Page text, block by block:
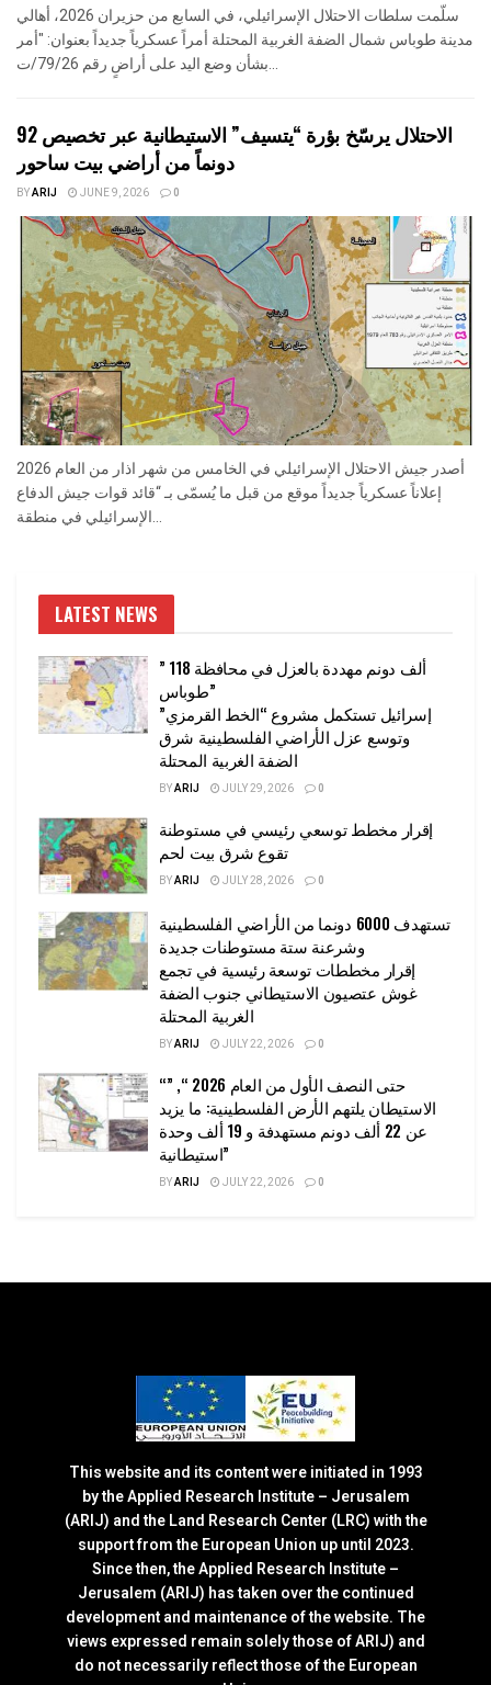
سلّمت سلطات الاحتلال الإسرائيلي، في السابع من حزيران 2026، أهالي
مدينة طوباس شمال الضفة الغربية المحتلة أمراً عسكرياً جديداً بعنوان: "أمر
الاحتلال يرسّخ بؤرة “يتسيف” الاستيطانية عبر تخصيص 92
دونماً من أراضي بيت ساحور
BYARIJ JUNE 9, 2026 0
أصدر جيش الاحتلال الإسرائيلي في الخامس من شهر اذار من العام 2026
إعلاناً عسكرياً جديداً موقع من قبل ما يُسمّى بـ “قائد قوات جيش الدفاع
LATEST NEWS
” 118 ألف دونم مهددة بالعزل في محافظة
طوباس”
إسرائيل تستكمل مشروع “الخط القرمزي”
وتوسع عزل الأراضي الفلسطينية شرق
الضفة الغربية المحتلة
BYARIJ JULY 29, 2026 0
إقرار مخطط توسعي رئيسي في مستوطنة
تقوع شرق بيت لحم
BYARIJ JULY 28, 2026 0
تستهدف 6000 دونما من الأراضي الفلسطينية
وشرعنة ستة مستوطنات جديدة
إقرار مخططات توسعة رئيسية في تجمع
غوش عتصيون الاستيطاني جنوب الضفة
الغربية المحتلة
BYARIJ JULY 22, 2026 0
“حتى النصف الأول من العام 2026 “, ”
الاستيطان يلتهم الأرض الفلسطينية: ما يزيد
عن 22 ألف دونم مستهدفة و 19 ألف وحدة
استيطانية”
BYARIJ JULY 22, 2026 0
This website and its content were initiated in 1993
by the Applied Research Institute – Jerusalem
(ARIJ) and the Land Research Center (LRC) with the
support from the European Union up until 2023.
Since then, the Applied Research Institute –
Jerusalem (ARIJ) has taken over the continued
development and maintenance of the website. The
views expressed remain solely those of ARIJ) and
do not necessarily reflect those of the European